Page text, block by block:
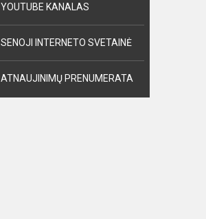
YOUTUBE KANALAS
SENOJI INTERNETO SVETAINĖ
ATNAUJINIMŲ PRENUMERATA